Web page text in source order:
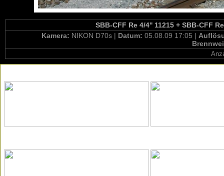
SBB-CFF Re 4/4'' 11215 + SBB-CFF
Kamera: NIKON D70s | Datum: 05.08.09 17:05 |